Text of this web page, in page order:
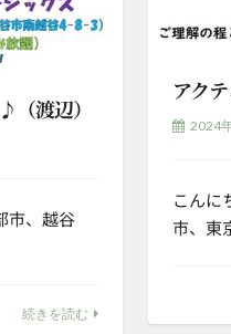
渡辺）
市、越谷
続きを読む
アク
2024
こんに
市、東